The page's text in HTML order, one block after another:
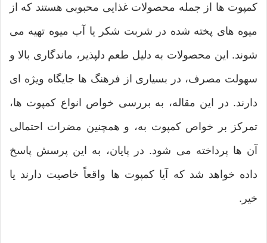
کمپوت ها از جمله محصولات غذایی محبوبی هستند که از
میوه های پخته شده در شربت شکر یا آب میوه تهیه می
شوند. این محصولات به دلیل طعم دلپذیر، ماندگاری بالا و
سهولت مصرف، در بسیاری از فرهنگ ها جایگاه ویژه ای
دارند. در این مقاله، به بررسی خواص انواع کمپوت ها،
تمرکز بر خواص کمپوت به، و همچنین مضرات احتمالی
آن ها پرداخته می شود. در پایان، به این پرسش پاسخ
داده خواهد شد که آیا کمپوت ها واقعاً خاصیت دارند یا
خیر.